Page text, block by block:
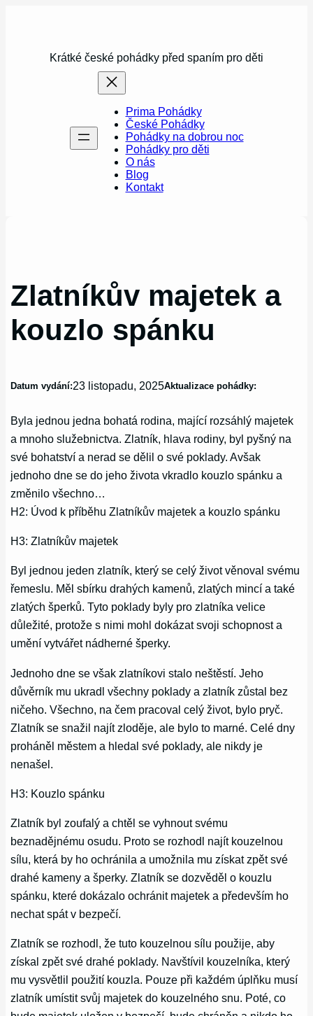
Krátké české pohádky před spaním pro děti
Prima Pohádky
České Pohádky
Pohádky na dobrou noc
Pohádky pro děti
O nás
Blog
Kontakt
Zlatníkův majetek a
kouzlo spánku
Datum vydání:23 listopadu, 2025Aktualizace pohádky:
Byla jednou jedna bohatá rodina, mající rozsáhlý majetek
a mnoho služebnictva. Zlatník, hlava rodiny, byl pyšný na
své bohatství a nerad se dělil o své poklady. Avšak
jednoho dne se do jeho života vkradlo kouzlo spánku a
změnilo všechno…
H2: Úvod k příběhu Zlatníkův majetek a kouzlo spánku
H3: Zlatníkův majetek
Byl jednou jeden zlatník, který se celý život věnoval svému
řemeslu. Měl sbírku drahých kamenů, zlatých mincí a také
zlatých šperků. Tyto poklady byly pro zlatníka velice
důležité, protože s nimi mohl dokázat svoji schopnost a
umění vytvářet nádherné šperky.
Jednoho dne se však zlatníkovi stalo neštěstí. Jeho
důvěrník mu ukradl všechny poklady a zlatník zůstal bez
ničeho. Všechno, na čem pracoval celý život, bylo pryč.
Zlatník se snažil najít zloděje, ale bylo to marné. Celé dny
proháněl městem a hledal své poklady, ale nikdy je
nenašel.
H3: Kouzlo spánku
Zlatník byl zoufalý a chtěl se vyhnout svému
beznadějnému osudu. Proto se rozhodl najít kouzelnou
sílu, která by ho ochránila a umožnila mu získat zpět své
drahé kameny a šperky. Zlatník se dozvěděl o kouzlu
spánku, které dokázalo ochránit majetek a především ho
nechat spát v bezpečí.
Zlatník se rozhodl, že tuto kouzelnou sílu použije, aby
získal zpět své drahé poklady. Navštívil kouzelníka, který
mu vysvětlil použití kouzla. Pouze při každém úplňku musí
zlatník umístit svůj majetek do kouzelného snu. Poté, co